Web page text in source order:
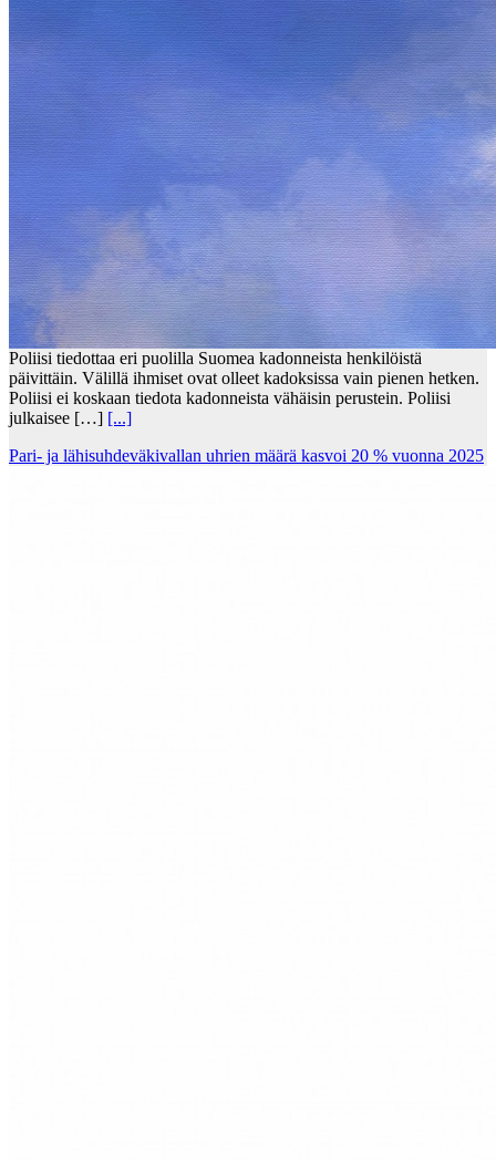
Poliisi tiedottaa eri puolilla Suomea kadonneista henkilöistä
päivittäin. Välillä ihmiset ovat olleet kadoksissa vain pienen hetken.
Poliisi ei koskaan tiedota kadonneista vähäisin perustein. Poliisi
julkaisee […] [...]
Pari- ja lähisuhdeväkivallan uhrien määrä kasvoi 20 % vuonna 2025